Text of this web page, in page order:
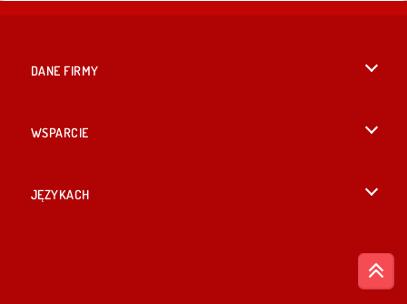
DANE FIRMY
WSPARCIE
JĘZYKACH